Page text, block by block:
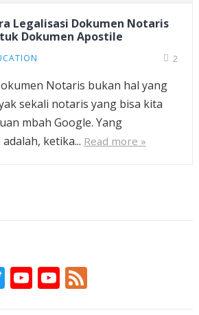
Legalisasi Dokumen Notaris
Dokumen Apostile
2
Notaris bukan hal yang
sekali notaris yang bisa kita
mbah Google. Yang
ketika... Read more »
T
w
Y
o
Y
o
F